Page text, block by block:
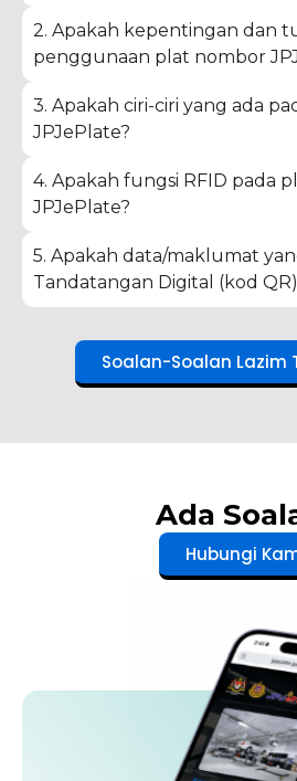
2. Apakah kepentingan dan
penggunaan plat nombor
3. Apakah ciri-ciri yang ada
JPJePlate?
4. Apakah fungsi RFID pada
JPJePlate?
5. Apakah data/maklumat
Tandatangan Digital (kod
Soalan-Soalan Lazim
Ada
Hubungi